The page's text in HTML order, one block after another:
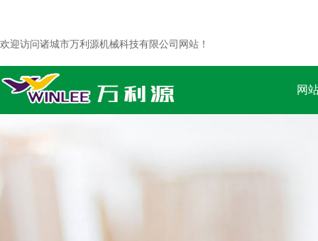
欢迎访问诸城市万利源机械科技有限公司网站！
网